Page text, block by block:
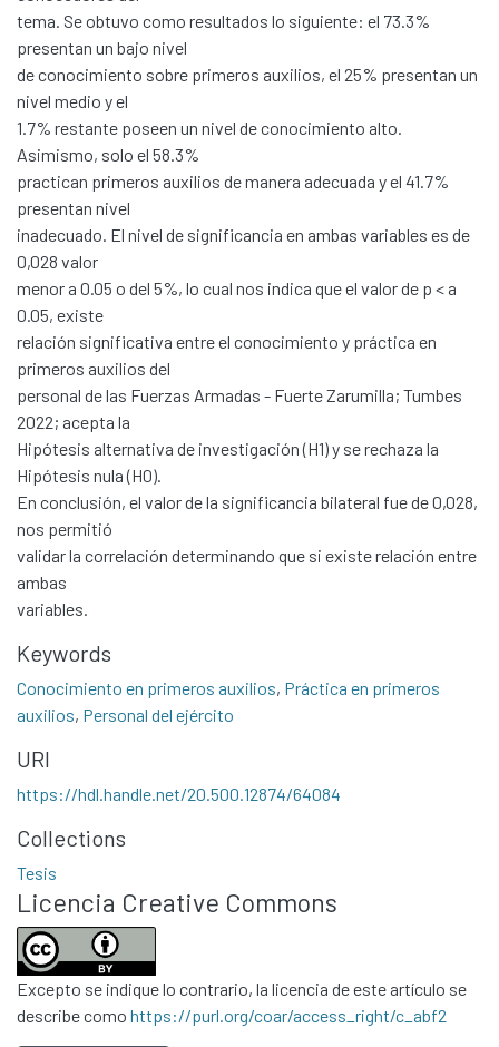
Communities & Collections
All of DSpace
Statistics
Contacto
Políticas
tema. Se obtuvo como resultados lo siguiente: el 73.3%
presentan un bajo nivel
de conocimiento sobre primeros auxilios, el 25% presentan un
nivel medio y el
1.7% restante poseen un nivel de conocimiento alto.
Asimismo, solo el 58.3%
practican primeros auxilios de manera adecuada y el 41.7%
presentan nivel
inadecuado. El nivel de significancia en ambas variables es de
0,028 valor
menor a 0.05 o del 5%, lo cual nos indica que el valor de p < a
0.05, existe
relación significativa entre el conocimiento y práctica en
primeros auxilios del
personal de las Fuerzas Armadas - Fuerte Zarumilla; Tumbes
2022; acepta la
Hipótesis alternativa de investigación (H1) y se rechaza la
Hipótesis nula (H0).
En conclusión, el valor de la significancia bilateral fue de 0,028,
nos permitió
validar la correlación determinando que si existe relación entre
ambas
variables.
Keywords
Conocimiento en primeros auxilios, Práctica en primeros
auxilios, Personal del ejército
URI
https://hdl.handle.net/20.500.12874/64084
Collections
Tesis
Licencia Creative Commons
Excepto se indique lo contrario, la licencia de este artículo se
describe como https://purl.org/coar/access_right/c_abf2